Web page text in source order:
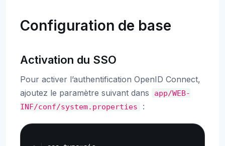
Configuration de base
Activation du SSO
Pour activer l’authentification OpenID Connect,
ajoutez le paramètre suivant dans
app/WEB-
INF/conf/system.properties
: